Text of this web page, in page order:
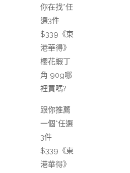
你在找*任
選3件
$339《東
港華得》
櫻花蝦丁
角 90g哪
裡買嗎?
跟你推薦
一個*任選
3件
$339《東
港華得》